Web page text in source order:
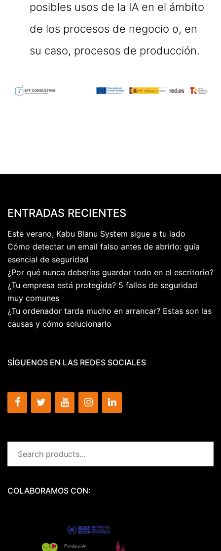
posibles usos de la IA en el ámbito
de los procesos de negocio o, en
su caso, procesos de producción.
ENTRADAS RECIENTES
Este verano, Kabu Blanu System sigue a tu lado
Cómo detectar un email falso antes de abrirlo: guía
esencial de seguridad
¿Por qué nunca deberías guardar todo en el escritorio?
¿Tu empresa está protegida? 5 fallos de seguridad
muy comunes
¿Tu ordenador tarda mucho en arrancar? Estas son las
causas y cómo solucionarlo
SÍGUENOS EN LAS REDES SOCIALES
COLABORAMOS CON: